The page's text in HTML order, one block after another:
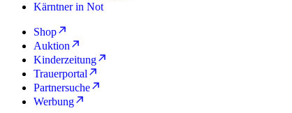
Kärntner in Not
Shop
Auktion
Kinderzeitung
Trauerportal
Partnersuche
Werbung